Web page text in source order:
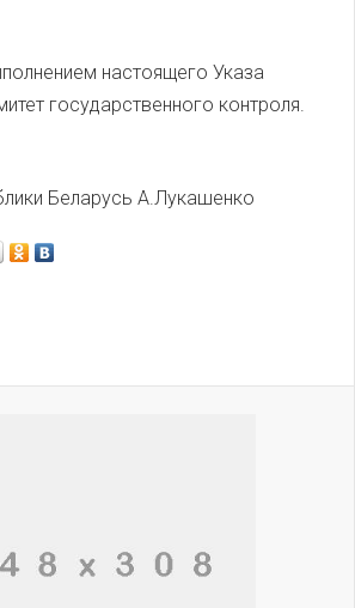
настоящего Указа
государственного контроля.
Беларусь А.Лукашенко